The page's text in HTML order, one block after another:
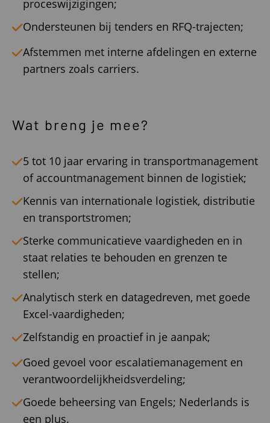
proceswijzigingen;
Ondersteunen bij tenders en RFQ-trajecten;
Afstemmen met interne afdelingen en externe
partners zoals carriers.
Wat breng je mee?
5 tot 10 jaar ervaring in transportmanagement
of accountmanagement binnen de logistiek;
Kennis van internationale logistiek, distributie
en transportstromen;
Sterke communicatieve vaardigheden en in
staat relaties te behouden en grenzen te
stellen;
Analytisch sterk en datagedreven, met goede
Excel-vaardigheden;
Zelfstandig en proactief in je aanpak;
Goed gevoel voor escalatiemanagement en
verantwoordelijkheidsverdeling;
Goede beheersing van Engels; Nederlands is
een plus.